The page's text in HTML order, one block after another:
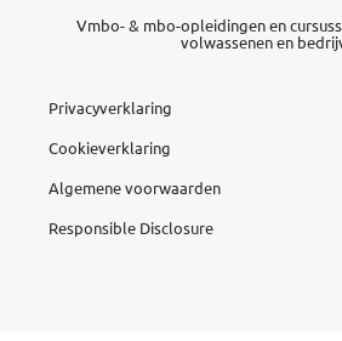
Vmbo- & mbo-opleidingen en
volwassenen en
Privacyverklaring
Cookieverklaring
Algemene voorwaarden
Responsible Disclosure